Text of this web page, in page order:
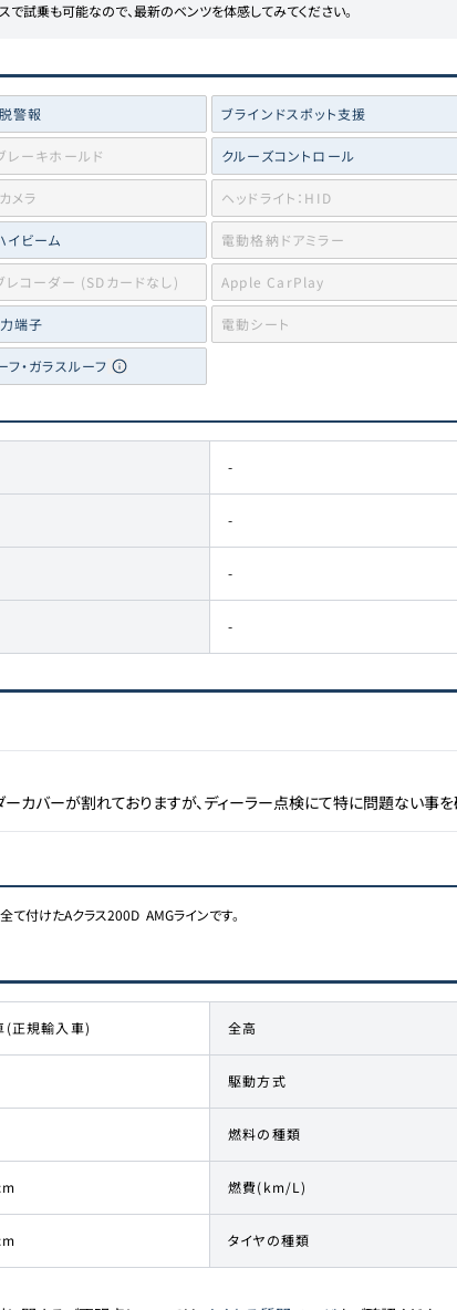
試乗も可能なので、最新のベンツを体感してみてください。
警報 ブラインドスポット支援
レーキホールド クルーズコントロール
メラ ヘッドライト：HID
イビーム 電動格納ドアミラー
レコーダー (SDカードなし) Apple CarPlay
端子 電動シート
フ・ガラスルーフ
-
-
-
-
カバーが割れておりますが、ディーラー点検にて特に問題ない事を
付けたAクラス200D  AMGラインです。
(正規輸入車) 全高
駆動方式
燃料の種類
燃費(km/L)
タイヤの種類